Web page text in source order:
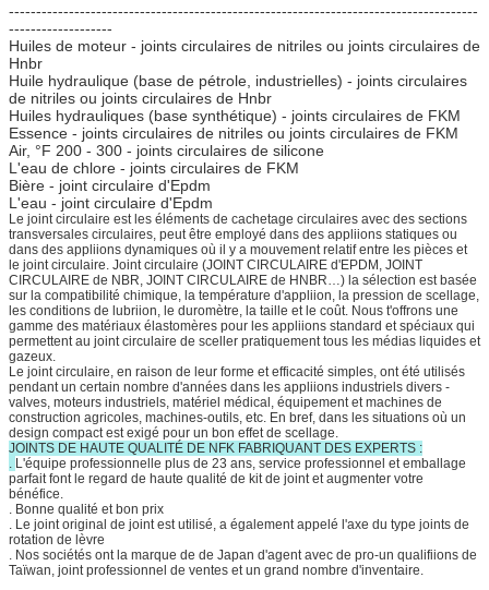
--------------------------------------------------------------------------------------
-------------------
Huiles de moteur - joints circulaires de nitriles ou joints circulaires de
Hnbr
Huile hydraulique (base de pétrole, industrielles) - joints circulaires
de nitriles ou joints circulaires de Hnbr
Huiles hydrauliques (base synthétique) - joints circulaires de FKM
Essence - joints circulaires de nitriles ou joints circulaires de FKM
Air, °F 200 - 300 - joints circulaires de silicone
L'eau de chlore - joints circulaires de FKM
Bière - joint circulaire d'Epdm
L'eau - joint circulaire d'Epdm
Le joint circulaire est les éléments de cachetage circulaires avec des sections
transversales circulaires, peut être employé dans des appliions statiques ou
dans des appliions dynamiques où il y a mouvement relatif entre les pièces et
le joint circulaire. Joint circulaire (JOINT CIRCULAIRE d'EPDM, JOINT
CIRCULAIRE de NBR, JOINT CIRCULAIRE de HNBR…) la sélection est basée
sur la compatibilité chimique, la température d'appliion, la pression de scellage,
les conditions de lubriion, le duromètre, la taille et le coût. Nous t'offrons une
gamme des matériaux élastomères pour les appliions standard et spéciaux qui
permettent au joint circulaire de sceller pratiquement tous les médias liquides et
gazeux.
Le joint circulaire, en raison de leur forme et efficacité simples, ont été utilisés
pendant un certain nombre d'années dans les appliions industriels divers -
valves, moteurs industriels, matériel médical, équipement et machines de
construction agricoles, machines-outils, etc. En bref, dans les situations où un
design compact est exigé pour un bon effet de scellage.
JOINTS DE HAUTE QUALITÉ DE NFK FABRIQUANT DES EXPERTS :
. L'équipe professionnelle plus de 23 ans, service professionnel et emballage
parfait font le regard de haute qualité de kit de joint et augmenter votre
bénéfice.
. Bonne qualité et bon prix
. Le joint original de joint est utilisé, a également appelé l'axe du type joints de
rotation de lèvre
. Nos sociétés ont la marque de de Japan d'agent avec de pro-un qualifiions de
Taïwan, joint professionnel de ventes et un grand nombre d'inventaire.